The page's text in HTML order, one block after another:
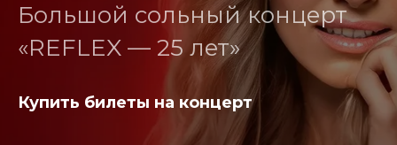
Большой сольный концерт
«REFLEX — 25 лет»
Купить билеты на концерт